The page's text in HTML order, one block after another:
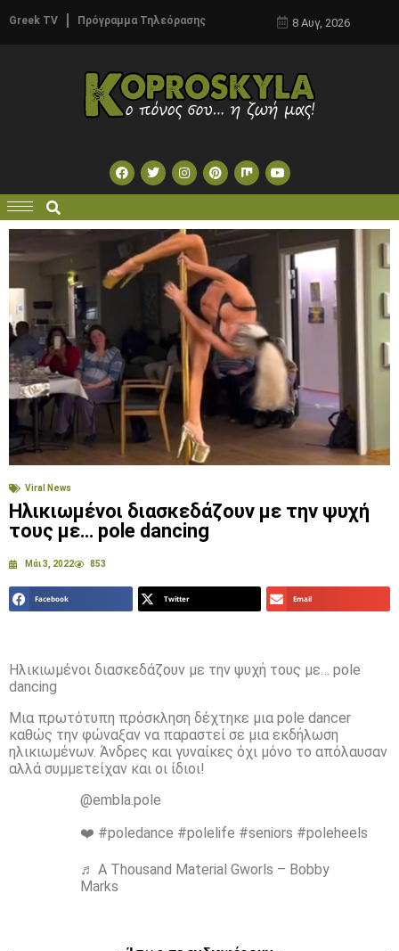
Greek TV Πρόγραμμα Τηλεόρασης 8 Αυγ, 2026
Viral News
Ηλικιωμένοι διασκεδάζουν με την ψυχή
τους με… pole dancing
Μάι 3, 2022 853
Facebook Twitter Email
Ηλικιωμένοι διασκεδάζουν με την ψυχή τους με… pole
dancing
Μια πρωτότυπη πρόσκληση δέχτηκε μια pole dancer
καθώς την φώναξαν να παραστεί σε μια εκδήλωση
ηλικιωμένων. Άνδρες και γυναίκες όχι μόνο το απόλαυσαν
αλλά συμμετείχαν και οι ίδιοι!
@embla.pole
❤️ #poledance #polelife #seniors #poleheels
♬ A Thousand Material Gworls – Bobby
Marks